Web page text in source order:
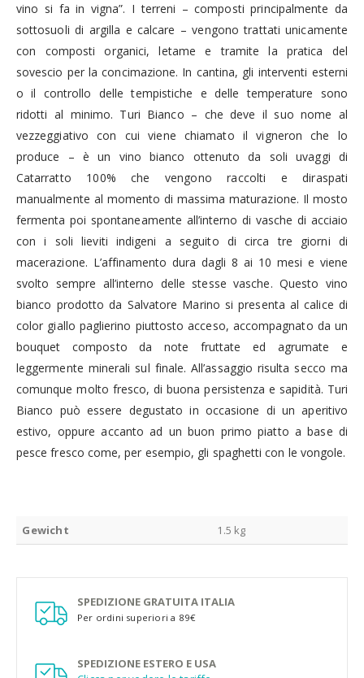
vino si fa in vigna”. I terreni – composti principalmente da
sottosuoli di argilla e calcare – vengono trattati unicamente
con composti organici, letame e tramite la pratica del
sovescio per la concimazione. In cantina, gli interventi esterni
o il controllo delle tempistiche e delle temperature sono
ridotti al minimo. Turi Bianco – che deve il suo nome al
vezzeggiativo con cui viene chiamato il vigneron che lo
produce – è un vino bianco ottenuto da soli uvaggi di
Catarratto 100% che vengono raccolti e diraspati
manualmente al momento di massima maturazione. Il mosto
fermenta poi spontaneamente all’interno di vasche di acciaio
con i soli lieviti indigeni a seguito di circa tre giorni di
macerazione. L’affinamento dura dagli 8 ai 10 mesi e viene
svolto sempre all’interno delle stesse vasche. Questo vino
bianco prodotto da Salvatore Marino si presenta al calice di
color giallo paglierino piuttosto acceso, accompagnato da un
bouquet composto da note fruttate ed agrumate e
leggermente minerali sul finale. All’assaggio risulta secco ma
comunque molto fresco, di buona persistenza e sapidità. Turi
Bianco può essere degustato in occasione di un aperitivo
estivo, oppure accanto ad un buon primo piatto a base di
pesce fresco come, per esempio, gli spaghetti con le vongole.
Gewicht 1.5 kg
SPEDIZIONE GRATUITA ITALIA
Per ordini superiori a 89€
SPEDIZIONE ESTERO E USA